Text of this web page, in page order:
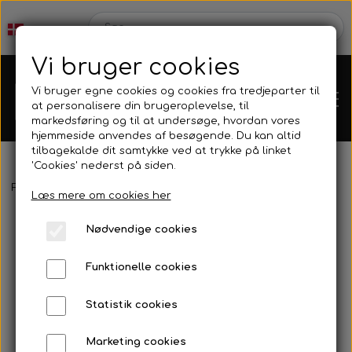
Webshop
Produkt Nyheder
Tilbud
Kleinsub
Billedgalleri
Forside
Vi bruger cookies
Vi bruger egne cookies og cookies fra tredjeparter til
at personalisere din brugeroplevelse, til
markedsføring og til at undersøge, hvordan vores
hjemmeside anvendes af besøgende. Du kan altid
tilbagekalde dit samtykke ved at trykke på linket
'Cookies' nederst på siden.
Læs mere om cookies her
Nødvendige cookies
Funktionelle cookies
Statistik cookies
Marketing cookies